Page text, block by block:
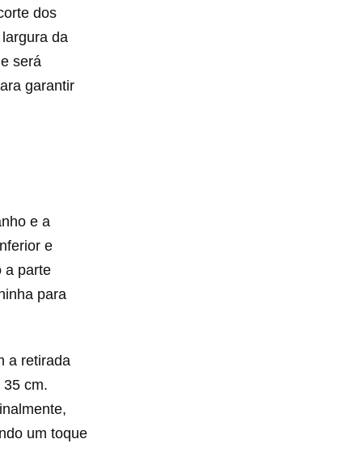
dos
da
será
garantir
e a
e
a parte
para
a retirada
cm.
um toque